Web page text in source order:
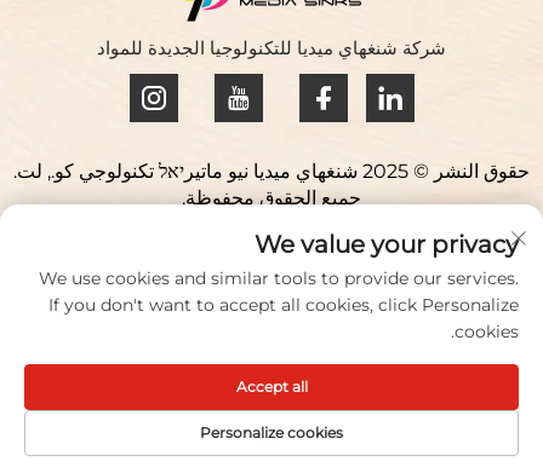
شركة شنغهاي ميديا للتكنولوجيا الجديدة للمواد
حقوق النشر © 2025 شنغهاي ميديا نيو ماتيرיאל تكنولوجي كو., لت.
جميع الحقوق محفوظة.
سياسة الخصوصية
اتصل بنا
منطقة سونغجيانغ، شنغهاي، الصين
+86 021 51088836
البريد الإلكتروني:[email protected]
We value your privacy
We use cookies and similar tools to provide our services.
If you don't want to accept all cookies, click Personalize
cookies.
Personalize cookies
Accept all